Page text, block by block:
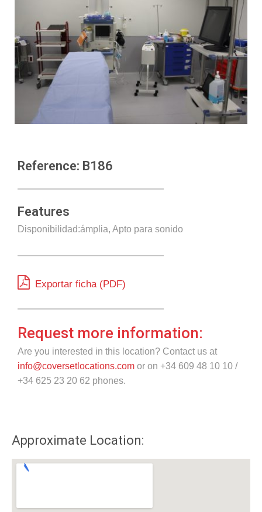
Reference: B186
Features
Disponibilidad:ámplia, Apto para sonido
Exportar ficha (PDF)
Request more information:
Are you interested in this location? Contact us at
info@coversetlocations.com or on +34 609 48 10 10 /
+34 625 23 20 62 phones.
Approximate Location: